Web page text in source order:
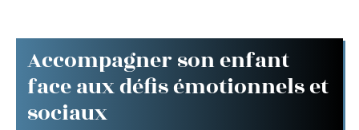
Accompagner son enfant
face aux défis émotionnels et
sociaux